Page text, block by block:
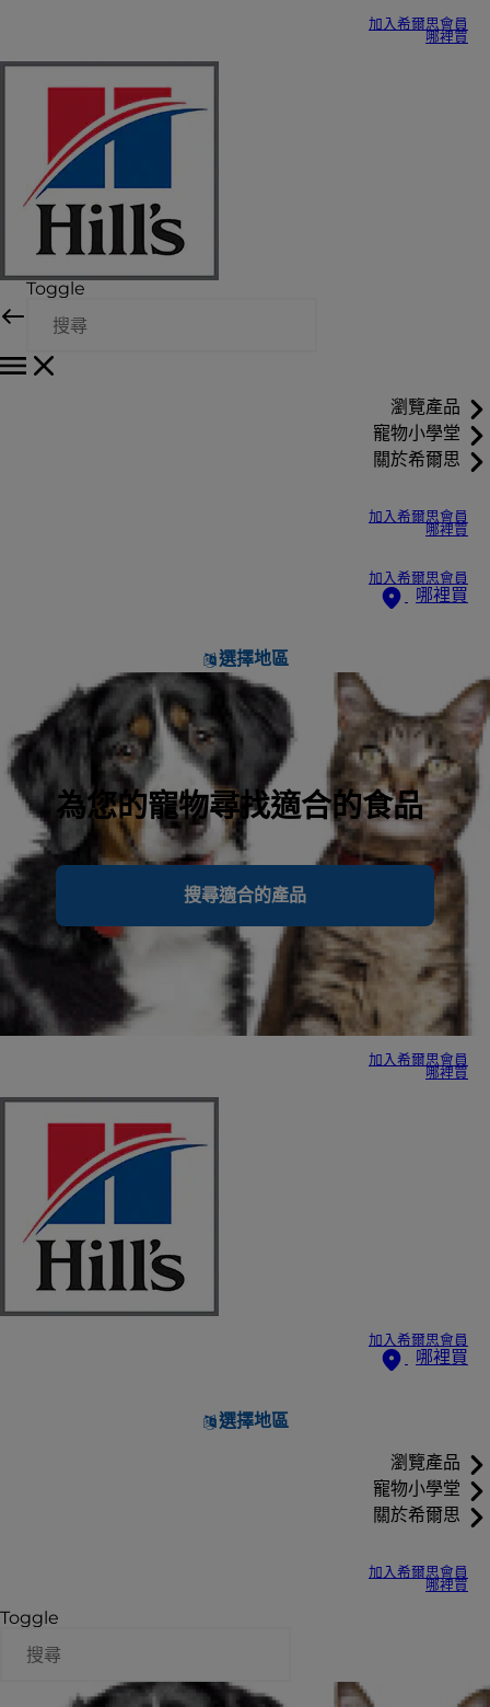
加入希爾思會員
哪裡買
Toggle
瀏覽產品
寵物小學堂
關於希爾思
加入希爾思會員
哪裡買
加入希爾思會員
哪裡買
選擇地區
為您的寵物尋找適合的食品
搜尋適合的產品
加入希爾思會員
哪裡買
加入希爾思會員
哪裡買
選擇地區
瀏覽產品
寵物小學堂
關於希爾思
加入希爾思會員
哪裡買
Toggle